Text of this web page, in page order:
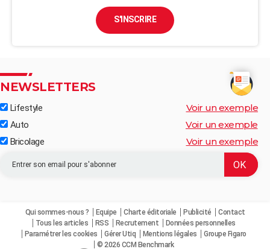
S'INSCRIRE
NEWSLETTERS
Lifestyle Voir un exemple
Auto Voir un exemple
Bricolage Voir un exemple
Qui sommes-nous ? Equipe Charte éditoriale Publicité
Contact
Tous les articles
RSS Recrutement
Données personnelles
Paramétrer les cookies
Gérer Utiq Mentions légales
Groupe Figaro
© 2026 CCM Benchmark